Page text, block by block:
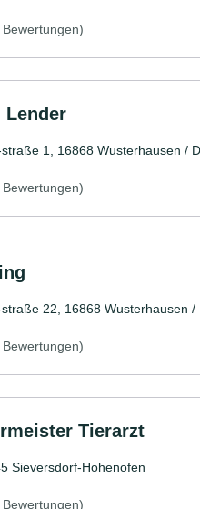
Bewertungen)
Lender
1, 16868 Wusterhausen /
Bewertungen)
22, 16868 Wusterhausen /
Bewertungen)
Tierarzt
Sieversdorf-Hohenofen
Bewertungen)